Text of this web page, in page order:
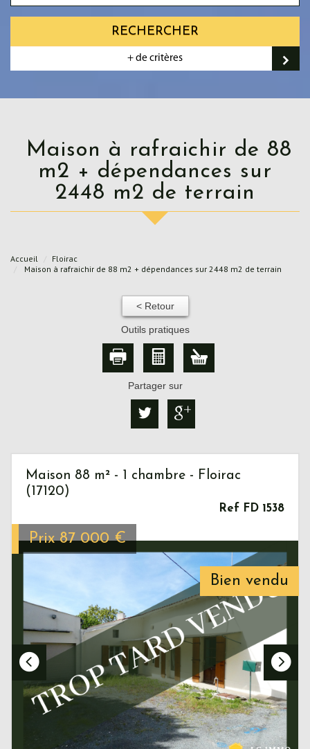
RECHERCHER
+ de critères
Maison à rafraichir de 88
m2 + dépendances sur
2448 m2 de terrain
Accueil
Floirac
Maison à rafraichir de 88 m2 + dépendances sur 2448 m2 de terrain
< Retour
Outils pratiques
Partager sur
Bien vendu
Maison 88 m² - 1 chambre - Floirac
(17120)
Ref FD 1538
Prix 87 000 €